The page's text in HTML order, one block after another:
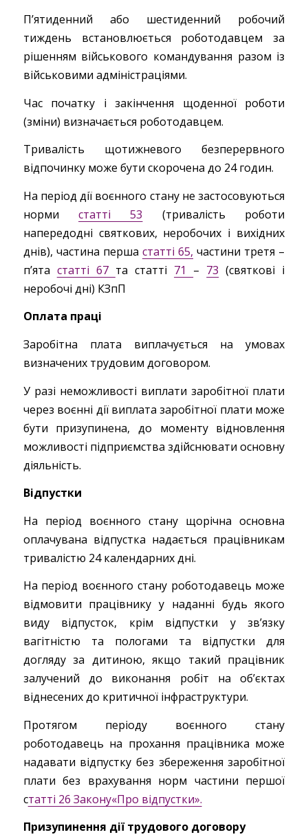
П’ятиденний або шестиденний робочий
тиждень встановлюється роботодавцем за
рішенням військового командування разом із
військовими адміністраціями.
Час початку і закінчення щоденної роботи
(зміни) визначається роботодавцем.
Тривалість щотижневого безперервного
відпочинку може бути скорочена до 24 годин.
На період дії воєнного стану не застосовуються
нормистатті 53 (тривалість роботи
напередодні святкових, неробочих і вихідних
днів), частина перша статті 65, частини третя –
п’ята статті 67 та статті 71 – 73 (святкові і
неробочі дні) КЗпП
Оплата праці
Заробітна плата виплачується на умовах
визначених трудовим договором.
У разі неможливості виплати заробітної плати
через воєнні дії виплата заробітної плати може
бути призупинена, до моменту відновлення
можливості підприємства здійснювати основну
діяльність.
Відпустки
На період воєнного стану щорічна основна
оплачувана відпустка надається працівникам
тривалістю 24 календарних дні.
На період воєнного стану роботодавець може
відмовити працівнику у наданні будь якого
виду відпусток, крім відпустки у зв’язку
вагітністю та пологами та відпустки для
догляду за дитиною, якщо такий працівник
залучений до виконання робіт на об’єктах
віднесених до критичної інфраструктури.
Протягом періоду воєнного стану
роботодавець на прохання працівника може
надавати відпустку без збереження заробітної
плати без врахування норм частини першої
статті 26 Закону«Про відпустки».
Призупинення дії трудового договору